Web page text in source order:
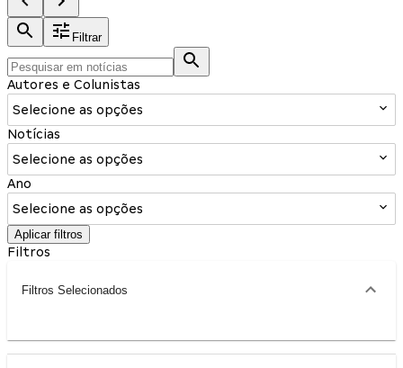
Filtrar
Autores e Colunistas
Selecione as opções
Notícias
Selecione as opções
Ano
Selecione as opções
Aplicar filtros
Filtros
Filtros Selecionados